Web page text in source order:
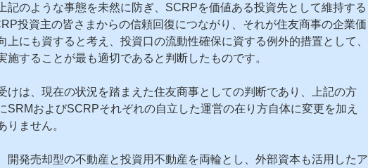
記のような事態を未然に防ぎ、SCRPを価値ある投資先として維持する
投資主の皆さまからの信頼回復につながり、それが住友商事の企業価
上にも資すると考え、投資口の流動性確保に資する例外的措置として、
施することが最も適切であると判断したものです。
けは、現在の状況を踏まえた住友商事としての判断であり、上記の方
SRMおよびSCRPそれぞれの自立した運営の在り方自体に変更を加え
りません。
開発売却型の不動産と投資用不動産を両輪とし、外部資本も活用したア